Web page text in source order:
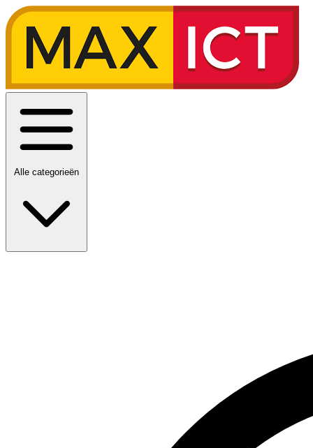
Alle categorieën